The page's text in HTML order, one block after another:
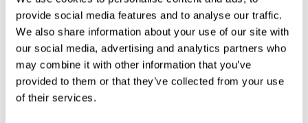
provide social media features and to analyse our traffic.
We also share information about your use of our site with
our social media, advertising and analytics partners who
may combine it with other information that you’ve
provided to them or that they’ve collected from your use
of their services.
de l'utilisateur en vue d'assurer le développement cognitif. En
cours, le SEI™ assure une efficacité maximale d'entraînement en
surveillant continuellement la performance de l'utilisateur et en
ajustant les tâches en temps réel.
L'entraînement individualisé rendu possible
Le SEI™ offre un réglage bi-directionnel pointu au niveau du défi